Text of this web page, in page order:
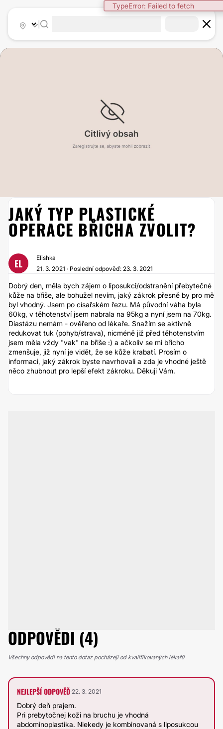
TypeError: Failed to fetch
JAKÝ TYP PLASTICKÉ
OPERACE BŘICHA ZVOLIT?
EL
Elishka
21. 3. 2021 · Poslední odpověď: 23. 3. 2021
Dobrý den, měla bych zájem o liposukci/odstranění přebytečné
kůže na břiše, ale bohužel nevím, jaký zákrok přesně by pro mě
byl vhodný. Jsem po císařském řezu. Má původní váha byla
60kg, v těhotenství jsem nabrala na 95kg a nyní jsem na 70kg.
Diastázu nemám - ověřeno od lékaře. Snažím se aktivně
redukovat tuk (pohyb/strava), nicméně již před těhotenstvím
jsem měla vždy "vak" na břiše :) a ačkoliv se mi břicho
zmenšuje, již nyní je vidět, že se kůže krabatí. Prosím o
informaci, jaký zákrok byste navrhovali a zda je vhodné ještě
něco zhubnout pro lepší efekt zákroku. Děkuji Vám.
ODPOVĚDI (4)
Všechny odpovědi na tento dotaz pocházejí od kvalifikovaných lékařů
NEJLEPŠÍ ODPOVĚĎ·22. 3. 2021
Dobrý deň prajem.
Pri prebytočnej koži na bruchu je vhodná
abdominoplastika. Niekedy je kombinovaná s liposukcou